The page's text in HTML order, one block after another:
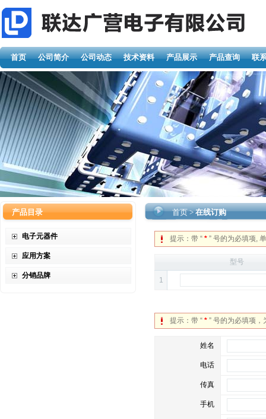
首页 公司简介 公司动态 技术资料 产品展示 产品查询 联
产品目录
电子元器件
应用方案
分销品牌
首页>在线订购
提示：带 “ * ” 号的为必填项,
型号
1
提示：带 “ * ” 号的为必填项
姓名
电话
传真
手机